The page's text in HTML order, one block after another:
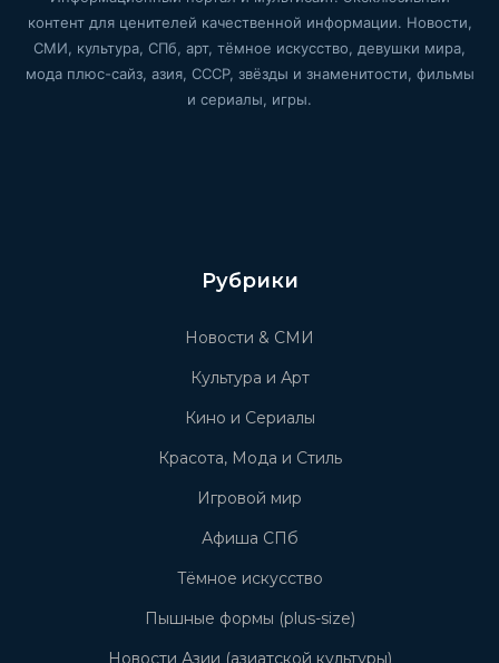
контент для ценителей качественной информации. Новости,
СМИ, культура, СПб, арт, тёмное искусство, девушки мира,
мода плюс-сайз, азия, СССР, звёзды и знаменитости, фильмы
и сериалы, игры.
Рубрики
Новости & СМИ
Культура и Арт
Кино и Сериалы
Красота, Мода и Стиль
Игровой мир
Афиша СПб
Тёмное искусство
Пышные формы (plus-size)
Новости Азии (азиатской культуры)